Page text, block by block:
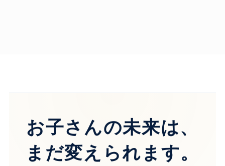
お子さんの未来は、
まだ変えられます。